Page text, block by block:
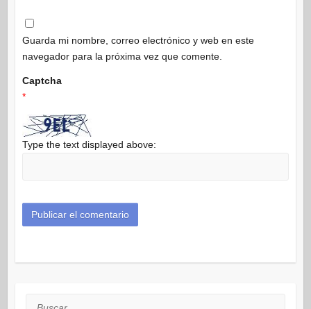
Guarda mi nombre, correo electrónico y web en este
navegador para la próxima vez que comente.
Captcha
*
Type the text displayed above:
Buscar